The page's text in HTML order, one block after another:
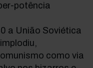
potência
a União Soviética
como via